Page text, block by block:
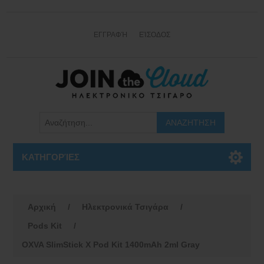
ΕΓΓΡΑΦΉ ΕΊΣΟΔΟΣ
ΚΑΤΗΓΟΡΊΕΣ
Αρχική / Ηλεκτρονικά Τσιγάρα
/
Pods Kit
/
OXVA SlimStick X Pod Kit 1400mAh 2ml Gray